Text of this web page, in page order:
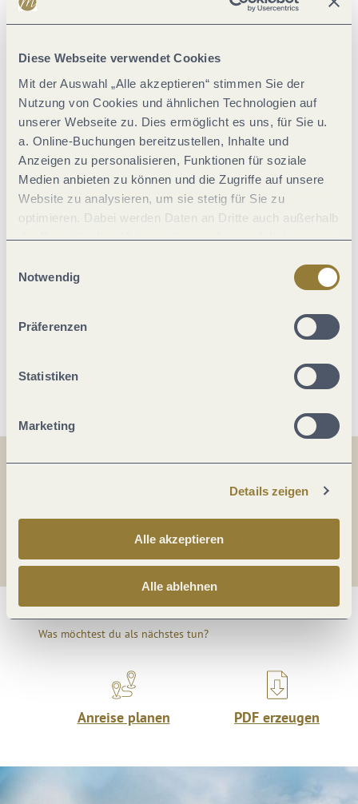
Diese Webseite verwendet Cookies
Mit der Auswahl „Alle akzeptieren“ stimmen Sie der
Nutzung von Cookies und ähnlichen Technologien auf
unserer Webseite zu. Dies ermöglicht es uns, für Sie u.
a. Online-Buchungen bereitzustellen, Inhalte und
Anzeigen zu personalisieren, Funktionen für soziale
Medien anbieten zu können und die Zugriffe auf unsere
Website zu analysieren, um sie stetig für Sie zu
optimieren. Dabei werden Daten an Dritte auch außerhalb
der Europäischen Union weitergegeben und dort
jederzeit widerrufen werden. Mit der Auswahl "Alle
ablehnen" kann es zu Beeinträchtigungen in der Nutzung
Notwendig
Präferenzen
Statistiken
Marketing
Details zeigen
Alle akzeptieren
Alle ablehnen
Allgemeine Informationen
Einrichtungen Betrieb
Eignung
Ausstattung Zimmer/Appartement
Betten & Zimmer
Zahlungsarten
Weitere Infos
Was möchtest du als nächstes tun?
Anreise planen PDF erzeugen